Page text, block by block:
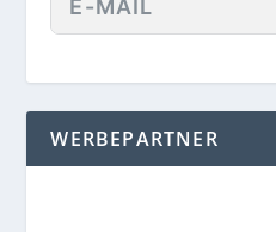
WERBEPARTNER